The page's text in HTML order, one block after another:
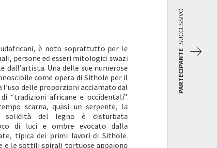
è noto soprattutto per le
persone ed esseri mitologici swazi
Una delle sue numerose
come opera di Sithole per il
delle proporzioni acclamato dal
“tradizioni africane e occidentali”.
scarna, quasi un serpente, la
solidità del legno è disturbata
di luci e ombre evocato dalla
tipica dei primi lavori di Sithole.
e le sottili spirali tortuose appaiono
PARTECIPANTE
SUCCESSIVO